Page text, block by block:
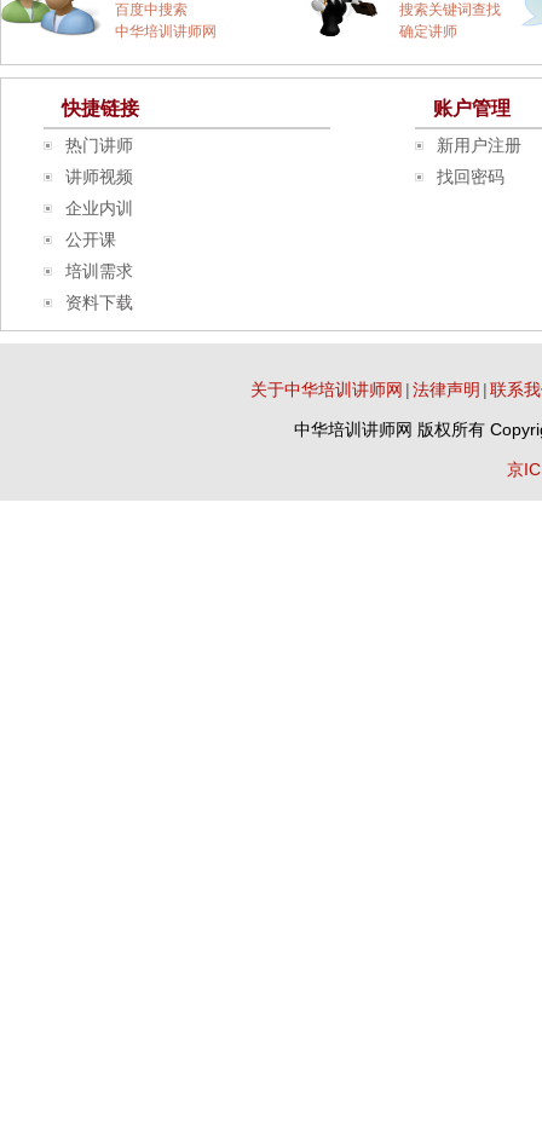
百度中搜索
中华培训讲师网
搜索关键词查找
确定讲师
快捷链接
热门讲师
讲师视频
企业内训
公开课
培训需求
资料下载
账户管理
新用户注册
找回密码
关于中华培训讲师网 |法律声明 |联系
中华培训讲师网 版权所有
京